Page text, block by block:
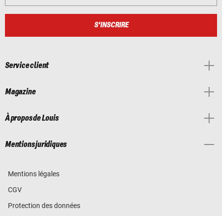
S'INSCRIRE
Service client
Magazine
À propos de Louis
Mentions juridiques
Mentions légales
CGV
Protection des données